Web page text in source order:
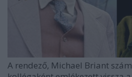
A rendező, Michael Briant